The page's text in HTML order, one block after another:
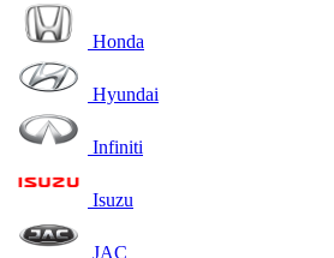
Honda
Hyundai
Infiniti
Isuzu
JAC